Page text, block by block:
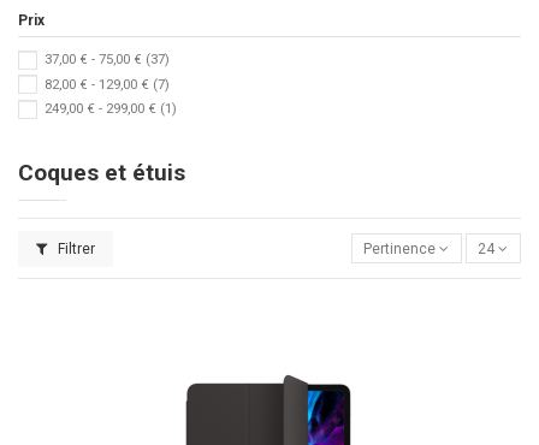
Coques et étuis
Filtrer Pertinence 24
Prix
37,00 € - 75,00 € (37)
82,00 € - 129,00 € (7)
249,00 € - 299,00 € (1)